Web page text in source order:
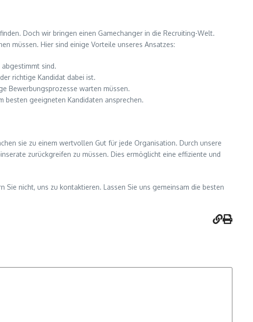
Doch wir bringen einen Gamechanger in die Recruiting-Welt.
müssen. Hier sind einige Vorteile unseres Ansatzes:
sind.
richtige Kandidat dabei ist.
Bewerbungsprozesse warten müssen.
besten geeigneten Kandidaten ansprechen.
sie zu einem wertvollen Gut für jede Organisation. Durch unsere
zurückgreifen zu müssen. Dies ermöglicht eine effiziente und
nicht, uns zu kontaktieren. Lassen Sie uns gemeinsam die besten